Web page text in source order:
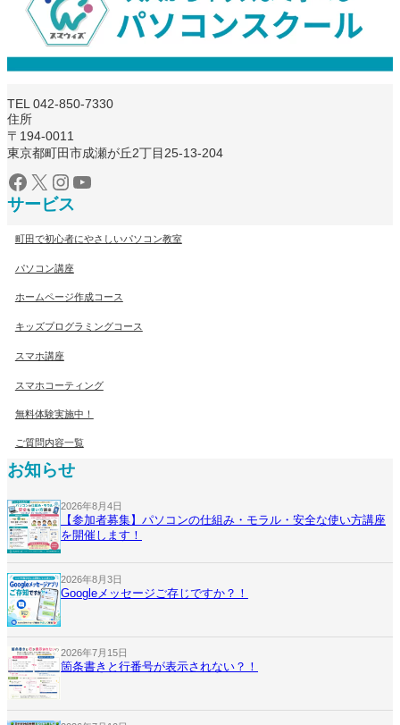
TEL 042-850-7330
住所
〒194-0011
東京都町田市成瀬が丘2丁目25-13-204
サービス
町田で初心者にやさしいパソコン教室
パソコン講座
ホームページ作成コース
キッズプログラミングコース
スマホ講座
スマホコーティング
無料体験実施中！
ご質問内容一覧
お知らせ
2026年8月4日
【参加者募集】パソコンの仕組み・モラル・安全な使い方講座
を開催します！
2026年8月3日
Googleメッセージご存じですか？！
2026年7月15日
箇条書きと行番号が表示されない？！